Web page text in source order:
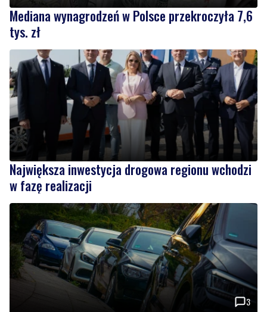
Mediana wynagrodzeń w Polsce przekroczyła 7,6
tys. zł
Największa inwestycja drogowa regionu wchodzi
w fazę realizacji
3